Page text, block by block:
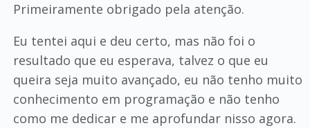
Primeiramente obrigado pela atenção.
Eu tentei aqui e deu certo, mas não foi o
resultado que eu esperava, talvez o que eu
queira seja muito avançado, eu não tenho muito
conhecimento em programação e não tenho
como me dedicar e me aprofundar nisso agora.